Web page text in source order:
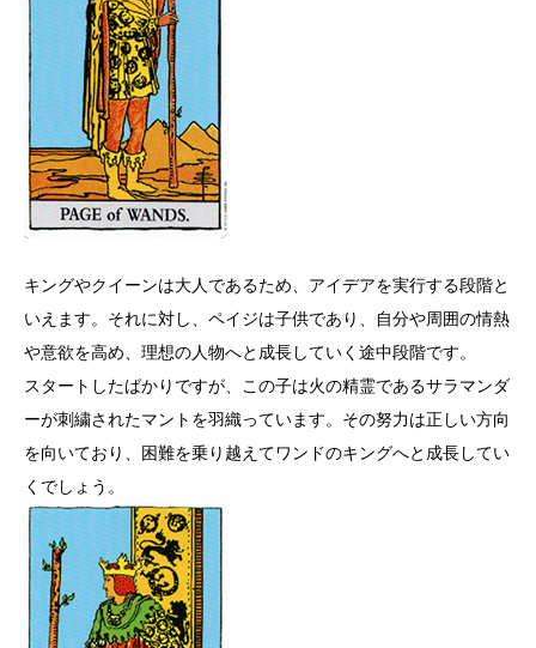
キングやクイーンは大人であるため、アイデアを実行する段階と
いえます。それに対し、ペイジは子供であり、自分や周囲の情熱
や意欲を高め、理想の人物へと成長していく途中段階です。
スタートしたばかりですが、この子は火の精霊であるサラマンダ
ーが刺繍されたマントを羽織っています。その努力は正しい方向
を向いており、困難を乗り越えてワンドのキングへと成長してい
くでしょう。